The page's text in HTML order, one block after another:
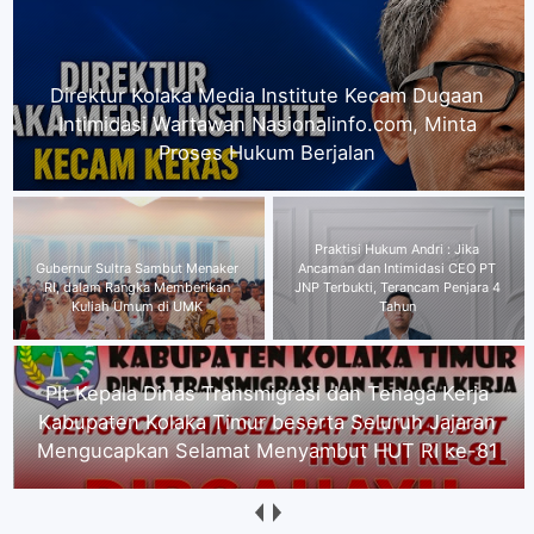
Gubernur Sultra Sambut Menaker RI, dalam
Rangka Memberikan Kuliah Umum di UMK
Praktisi Hukum Andri : Jika
Ancaman dan Intimidasi CEO PT
JNP Terbukti, Terancam Penjara 4
Tahun
dan Tenaga Kerja Kabupaten
Kolaka Timur beserta Seluruh
Jajaran Mengucapkan Selamat
Menyambut HUT RI ke-81
Segenap Pimpinan Serta Seluruh Karyawan PT.
Alena Jaya Koltim mengucapkan Selamat
Menyambut HUT RI ke-81